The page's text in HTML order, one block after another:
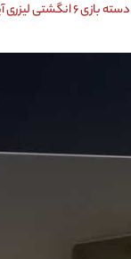
دسته بازی ۶ انگشتی لیزری آیپد و تبلت مدل JS-62 اورجینال